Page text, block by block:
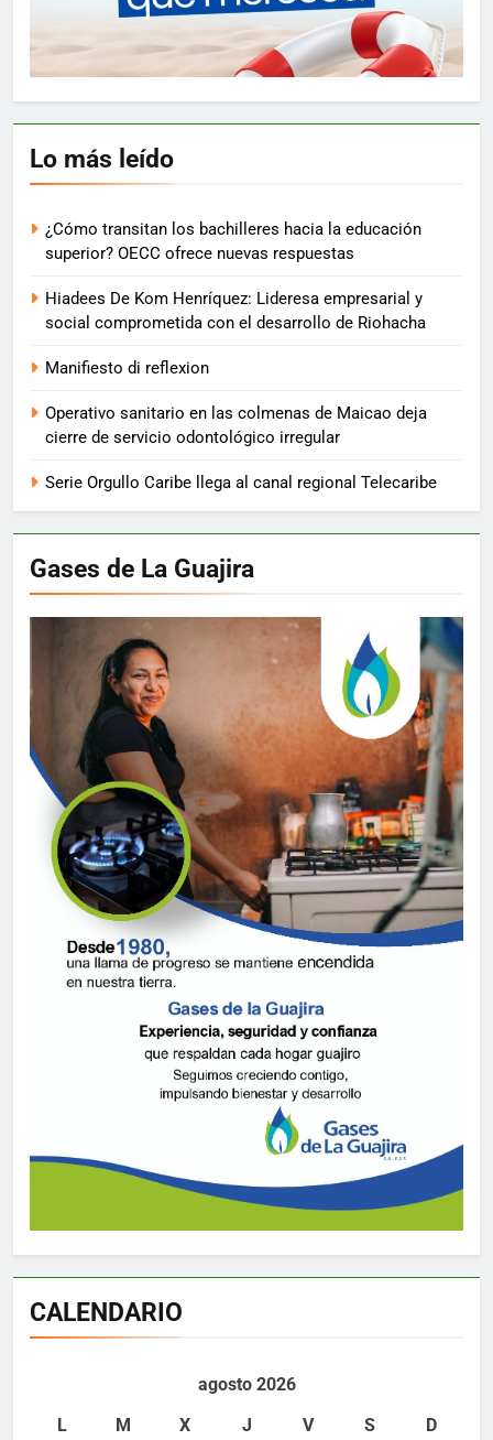
Lo más leído
¿Cómo transitan los bachilleres hacia la educación
superior? OECC ofrece nuevas respuestas
Hiadees De Kom Henríquez: Lideresa empresarial y
social comprometida con el desarrollo de Riohacha
Manifiesto di reflexion
Operativo sanitario en las colmenas de Maicao deja
cierre de servicio odontológico irregular
Serie Orgullo Caribe llega al canal regional Telecaribe
Gases de La Guajira
CALENDARIO
agosto 2026
L
M X J V S D